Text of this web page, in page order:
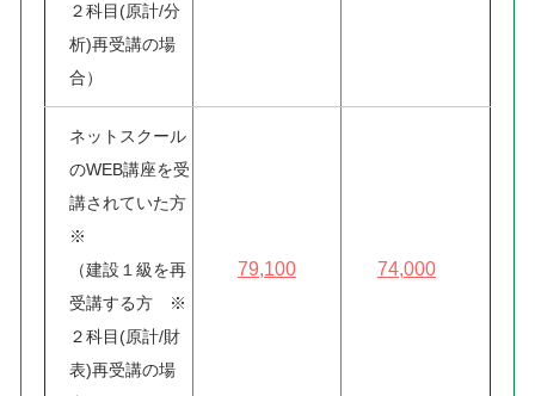
２科目(原計/分
析)再受講の場
合）
ネットスクール
のWEB講座を受
講されていた方
※
（建設１級を再
受講する方 ※
２科目(原計/財
表)再受講の場
79,100 74,000